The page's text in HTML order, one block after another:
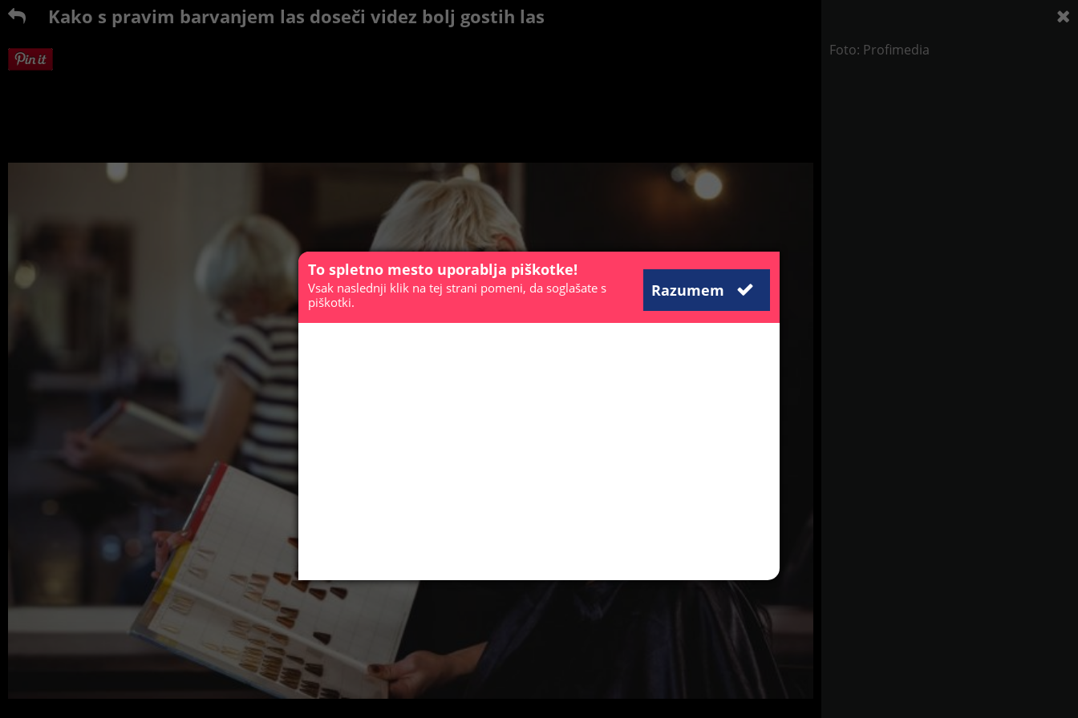
Kako s pravim barvanjem las doseči videz bolj gostih las
Foto: Profimedia
To spletno mesto uporablja piškotke!
Razumem
Vsak naslednji klik na tej strani pomeni, da soglašate s
piškotki.